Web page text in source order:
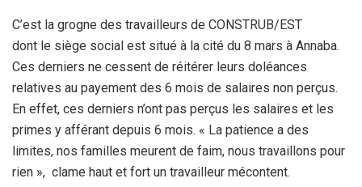
C’est la grogne des travailleurs de CONSTRUB/EST
dont le siège social est situé à la cité du 8 mars à Annaba.
Ces derniers ne cessent de réitérer leurs doléances
relatives au payement des 6 mois de salaires non perçus.
En effet, ces derniers n’ont pas perçus les salaires et les
primes y afférant depuis 6 mois. « La patience a des
limites, nos familles meurent de faim, nous travaillons pour
rien », clame haut et fort un travailleur mécontent.